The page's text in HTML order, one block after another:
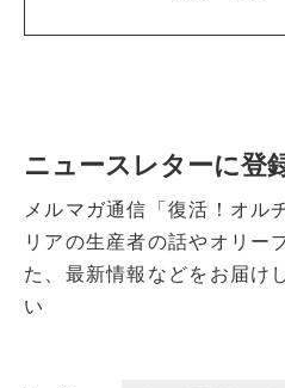
ニュースレターに登
メルマガ通信「復活！オル
リアの生産者の話やオリー
た、最新情報などをお届け
い